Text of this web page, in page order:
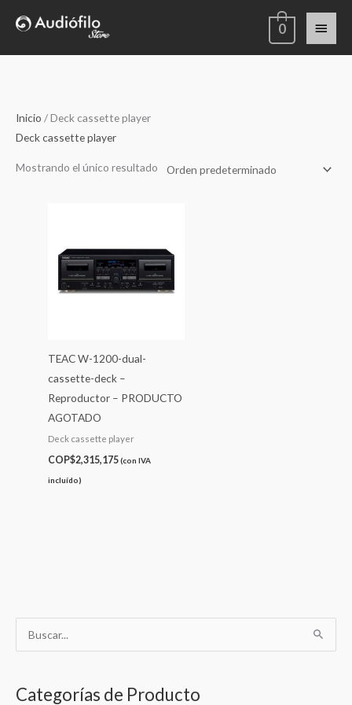
Menú
0
c
Categorías de Producto
Inicio / Deck cassette player
Deck cassette player
Mostrando el único resultado
TEAC W-1200-dual-
cassette-deck –
Reproductor – PRODUCTO
AGOTADO
Deck cassette player
COP$2,315,175(con IVA
incluído)